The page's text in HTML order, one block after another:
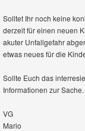
Solltet Ihr noch keine
derzeit für einen neuen
akuter Unfallgefahr
etwas neues für die
Sollte Euch das
Informationen zur Sache.
VG
Mario